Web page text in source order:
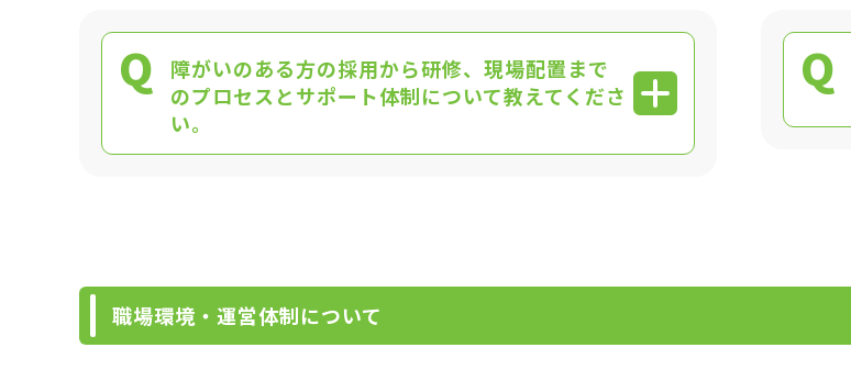
Q
障がいのある方の採用から研修、現場配置まで
のプロセスとサポート体制について教えてくださ
い。
Q
職場環境・運営体制について